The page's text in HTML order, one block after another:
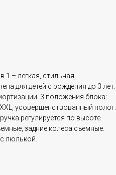
– легкая, стильная,
для детей с рождения до 3 лет.
3 положения блока:
усовершенствованный полог.
регулируется по высоте.
задние колеса съемные.
люлькой.